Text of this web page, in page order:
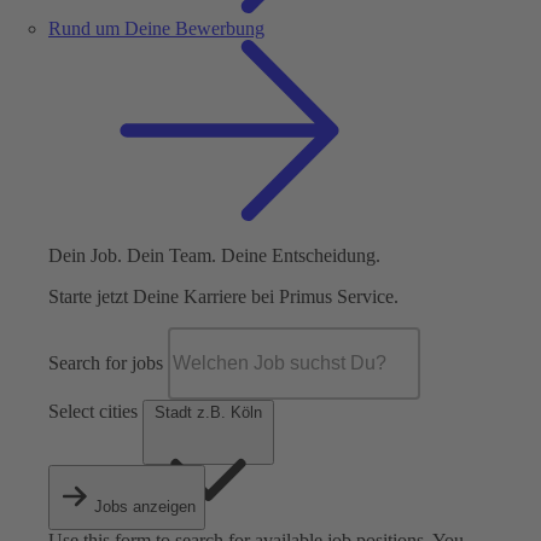
Rund um Deine Bewerbung
Dein Job. Dein Team. Deine Entscheidung.
Starte jetzt Deine Karriere bei Primus Service.
Search for jobs
Select cities Stadt z.B. Köln
Jobs anzeigen